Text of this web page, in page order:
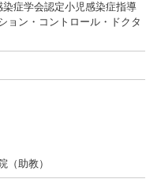
症学会認定小児感染症指導
ョン・コントロール・ドクタ
（助教）